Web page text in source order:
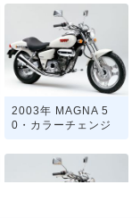
2003年 MAGNA 5
0・カラーチェンジ